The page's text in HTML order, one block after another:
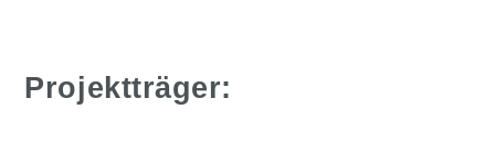
Projektträger: